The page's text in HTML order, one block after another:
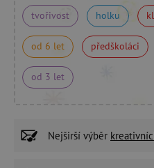
tvořivost holku
od 6 let předškoláci
od 3 let
Nejširší výběr